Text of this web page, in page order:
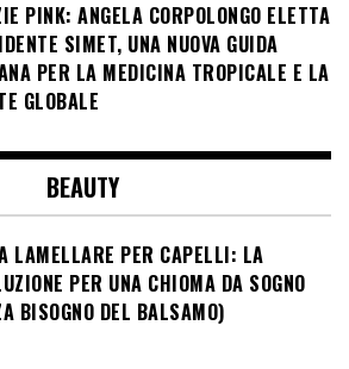
PINK: ANGELA CORPOLONGO ELETTA
SIMET, UNA NUOVA GUIDA
PER LA MEDICINA TROPICALE E LA
GLOBALE
BEAUTY
LAMELLARE PER CAPELLI: LA
PER UNA CHIOMA DA SOGNO
BISOGNO DEL BALSAMO)